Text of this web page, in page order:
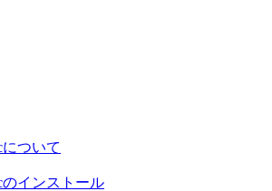
について
のインストール